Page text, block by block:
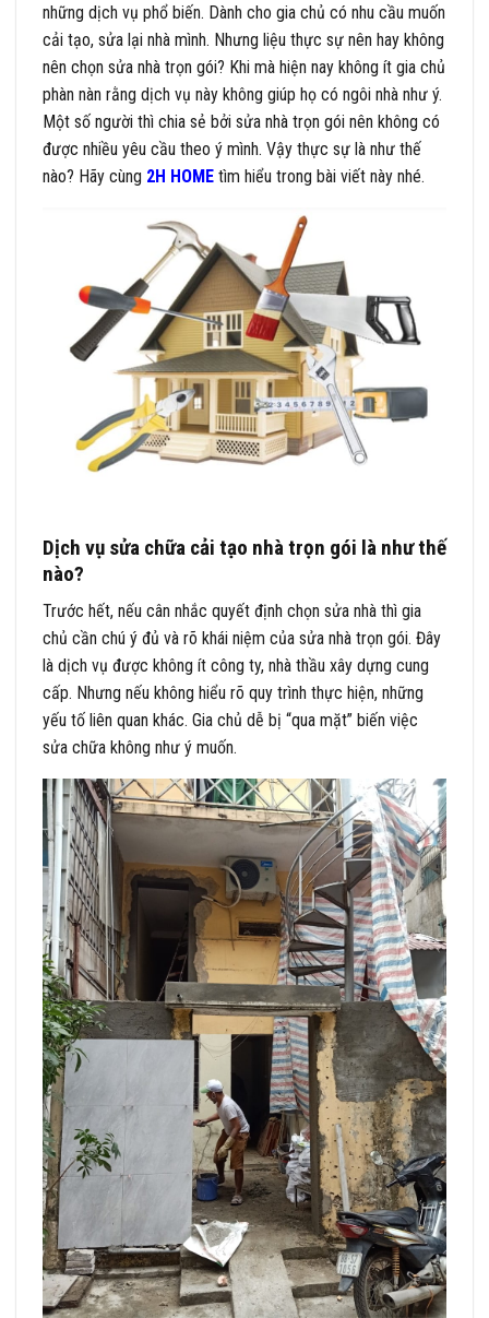
những dịch vụ phổ biến. Dành cho gia chủ có nhu cầu muốn
cải tạo, sửa lại nhà mình. Nhưng liệu thực sự nên hay không
nên chọn sửa nhà trọn gói? Khi mà hiện nay không ít gia chủ
phàn nàn rằng dịch vụ này không giúp họ có ngôi nhà như ý.
Một số người thì chia sẻ bởi sửa nhà trọn gói nên không có
được nhiều yêu cầu theo ý mình. Vậy thực sự là như thế
nào? Hãy cùng 2H HOME tìm hiểu trong bài viết này nhé.
Dịch vụ sửa chữa cải tạo nhà trọn gói là như thế
nào?
Trước hết, nếu cân nhắc quyết định chọn sửa nhà thì gia
chủ cần chú ý đủ và rõ khái niệm của sửa nhà trọn gói. Đây
là dịch vụ được không ít công ty, nhà thầu xây dựng cung
cấp. Nhưng nếu không hiểu rõ quy trình thực hiện, những
yếu tố liên quan khác. Gia chủ dễ bị “qua mặt” biến việc
sửa chữa không như ý muốn.